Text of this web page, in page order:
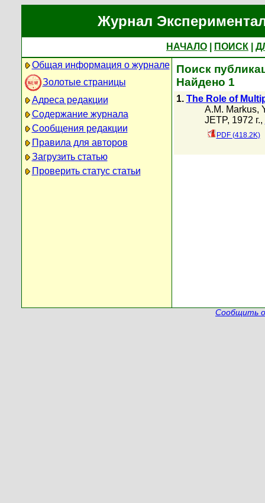
Журнал
НАЧАЛО ПОИСК
Общая информация о журнале
Золотые страницы
Адреса редакции
Содержание журнала
Сообщения редакции
Правила для авторов
Загрузить статью
Проверить статус статьи
Поиск
Найдено 1
1. The Role of
A.M. Markus,
JETP, 1972 г.,
PDF (418.2K)
Сообщить о